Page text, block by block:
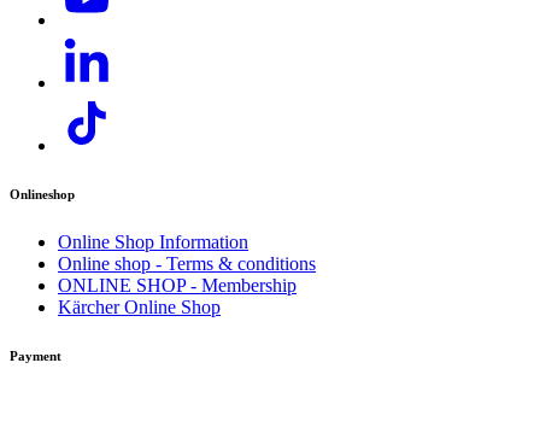
Onlineshop
Online Shop Information
Online shop - Terms & conditions
ONLINE SHOP - Membership
Kärcher Online Shop
Payment